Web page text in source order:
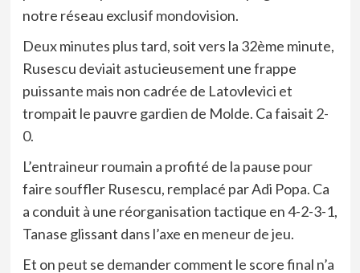
notre réseau exclusif mondovision.
Deux minutes plus tard, soit vers la 32ème minute,
Rusescu deviait astucieusement une frappe
puissante mais non cadrée de Latovlevici et
trompait le pauvre gardien de Molde. Ca faisait 2-
0.
L’entraineur roumain a profité de la pause pour
faire souffler Rusescu, remplacé par Adi Popa. Ca
a conduit à une réorganisation tactique en 4-2-3-1,
Tanase glissant dans l’axe en meneur de jeu.
Et on peut se demander comment le score final n’a